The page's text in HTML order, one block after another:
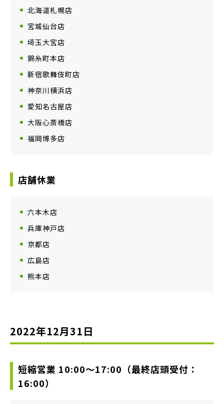
北海道札幌店
宮城仙台店
埼玉大宮店
錦糸町本店
新宿歌舞伎町店
神奈川横浜店
愛知名古屋店
大阪心斎橋店
福岡博多店
店舗休業
六本木店
兵庫神戸店
京都店
広島店
熊本店
2022年12月31日
短縮営業 10:00〜17:00（最終店頭受付：
16:00）